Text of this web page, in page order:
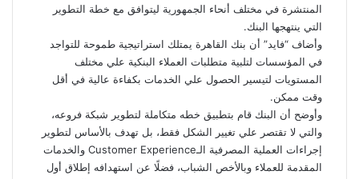
المنتشرة في مختلف أنحاء الجمهورية ليتوافق مع خطة التطوير
التي ينتهجها البنك.
وأضاف “فايد” أن بنك القاهرة يمتلك استراتيجية طموحة للتواجد
في المؤسسات لتلبية متطلبات العملاء البنكية علي مختلف
المستويات لتيسير الحصول علي الخدمات بكفاءة عالية في أقل
وقت ممكن.
وأوضح أن البنك قام بتطبيق خطه متكاملة لتطوير شبكة فروعه،
والتي لا تقتصر علي تغيير الشكل فقط، بل تهدف بالأساس لتطوير
إجراءات العملية المصرفية الـCustomer Experience والخدمات
المقدمة للعملاء وبالأخص الشباب، فضلًا عن استهدافه إطلاق أول